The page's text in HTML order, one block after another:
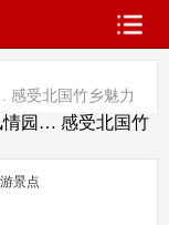
感受北国竹乡魅力
景点